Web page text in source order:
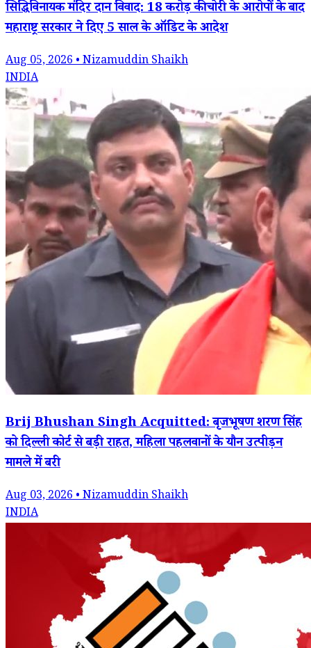
सिद्धिविनायक मंदिर दान विवाद: 18 करोड़ की चोरी के आरोपों के बाद
महाराष्ट्र सरकार ने दिए 5 साल के ऑडिट के आदेश
Aug 05, 2026 • Nizamuddin Shaikh
INDIA
Brij Bhushan Singh Acquitted: बृजभूषण शरण सिंह
को दिल्ली कोर्ट से बड़ी राहत, महिला पहलवानों के यौन उत्पीड़न
मामले में बरी
Aug 03, 2026 • Nizamuddin Shaikh
INDIA